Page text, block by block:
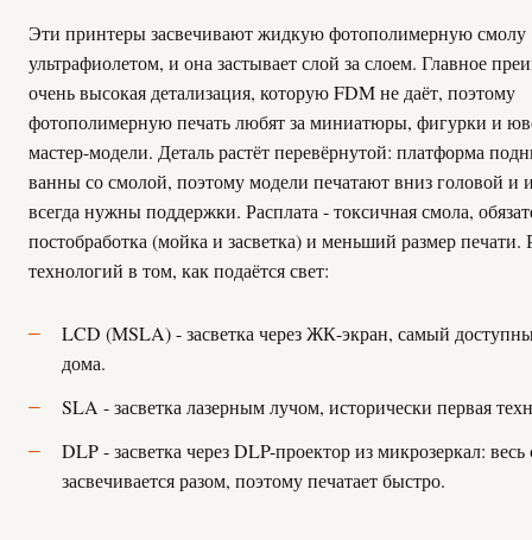
Эти принтеры засвечивают жидкую фотополимерную смолу
ультрафиолетом, и она застывает слой за слоем. Главное
очень высокая детализация, которую FDM не даёт, поэтому
фотополимерную печать любят за миниатюры, фигурки и
мастер-модели. Деталь растёт перевёрнутой: платформа
ванны со смолой, поэтому модели печатают вниз головой и
всегда нужны поддержки. Расплата - токсичная смола,
постобработка (мойка и засветка) и меньший размер печати.
технологий в том, как подаётся свет:
LCD (MSLA) - засветка через ЖК-экран, самый
дома.
SLA - засветка лазерным лучом, исторически первая
DLP - засветка через DLP-проектор из микрозеркал: весь
засвечивается разом, поэтому печатает быстро.